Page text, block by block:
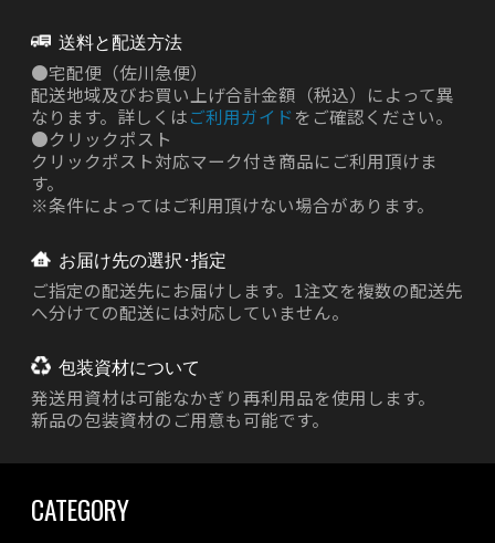
送料と配送方法
●宅配便（佐川急便）
配送地域及びお買い上げ合計金額（税込）によって異
なります。詳しくはご利用ガイド をご確認ください。
●クリックポスト
クリックポスト対応マーク付き商品にご利用頂けま
す。
※条件によってはご利用頂けない場合があります。
お届け先の選択･指定
ご指定の配送先にお届けします。1注文を複数の配送先
へ分けての配送には対応していません。
包装資材について
発送用資材は可能なかぎり再利用品を使用します。
新品の包装資材のご用意も可能です。
CATEGORY